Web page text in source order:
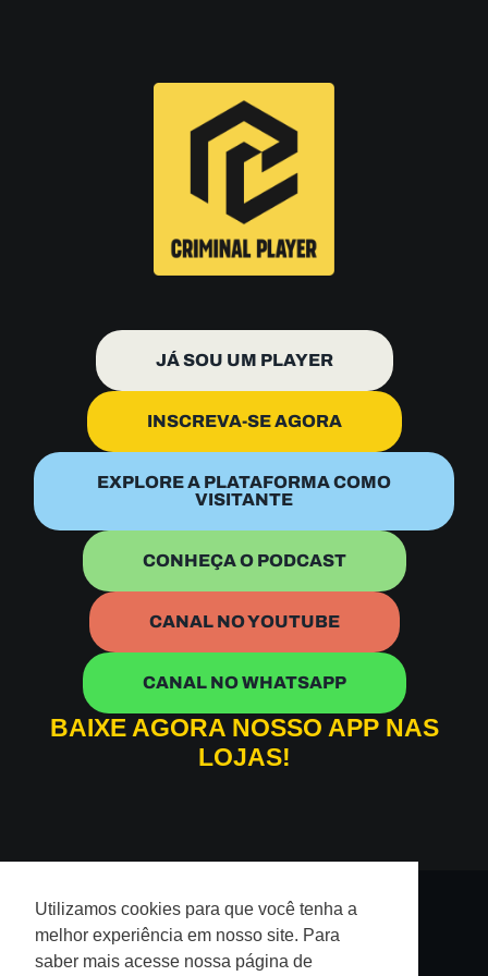
JÁ SOU UM PLAYER
INSCREVA-SE AGORA
EXPLORE A PLATAFORMA COMO
VISITANTE
CONHEÇA O PODCAST
CANAL NO YOUTUBE
CANAL NO WHATSAPP
BAIXE AGORA NOSSO APP NAS
LOJAS!
Termos
de Uso
Políticas de Privacidade
Utilizamos cookies para que você tenha a
melhor experiência em nosso site. Para
saber mais acesse nossa página de